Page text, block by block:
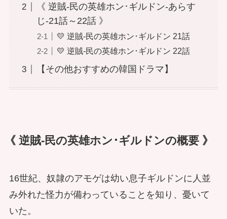
《 逆賊-民の英雄ホン･ギルドン-あらす
じ-21話～22話 》
💛 逆賊-民の英雄ホン･ギルドン 21話
💛 逆賊-民の英雄ホン･ギルドン 22話
【その他おすすめの韓国ドラマ】
《 逆賊-民の英雄ホン･ギルドンの概要 》
16世紀、奴隷のアモゲは幼い息子ギルドンに人並
み外れた怪力が備わっていることを知り、憂いて
いた。